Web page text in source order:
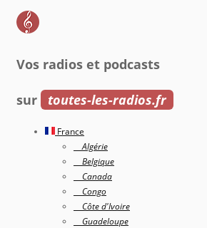
Vos radios et podcasts
sur toutes-les-radios.fr
France
Algérie
Belgique
Canada
Congo
Côte d'Ivoire
Guadeloupe